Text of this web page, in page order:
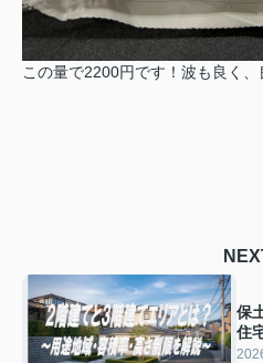
この量で2200円です！波も良く、
保
住
容